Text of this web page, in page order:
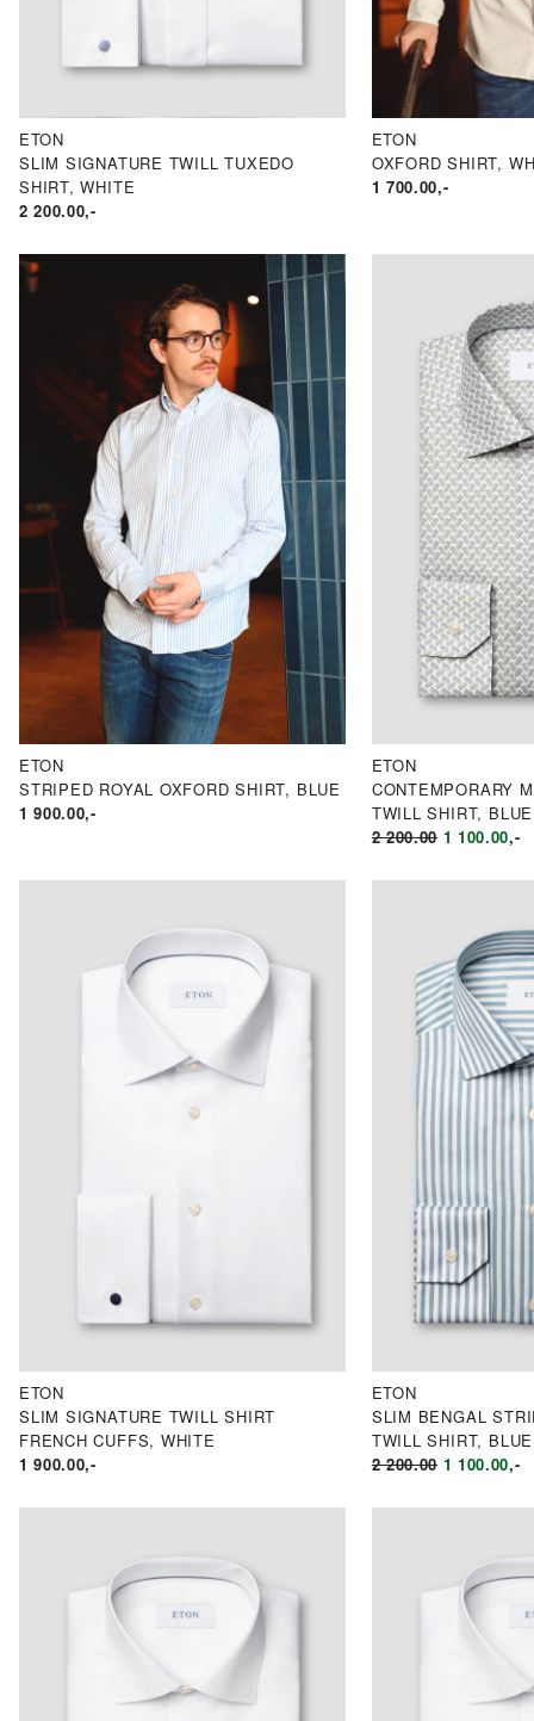
ETON
SLIM SIGNATURE TWILL TUXEDO
SHIRT, WHITE
2 200.00,-
ETON
OXFORD SHIRT,
1 700.00,-
ETON
STRIPED ROYAL OXFORD SHIRT, BLUE
1 900.00,-
ETON
CONTEMPORARY
TWILL SHIRT, BLUE
2 200.00
VAR:
200.00.
1 100.00,-
ETON
SLIM SIGNATURE TWILL SHIRT
FRENCH CUFFS, WHITE
1 900.00,-
ETON
SLIM BENGAL
TWILL SHIRT, BLUE
2 200.00
VAR:
200.00.
1 100.00,-